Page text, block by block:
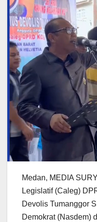
Medan, MEDIA
Legislatif (Caleg)
Devolis Tumanggor
Demokrat (Nasdem)